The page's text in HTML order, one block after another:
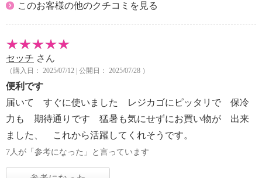
このお客様の他のクチコミを見る
セッチ さん
（購入日： 2025/07/12 | 公開日： 2025/07/28 ）
便利です
届いて すぐに使いました レジカゴにピッタリで 保冷
力も 期待通りです 猛暑も気にせずにお買い物が 出来
ました、 これから活躍してくれそうです。
7人が「参考になった」と言っています